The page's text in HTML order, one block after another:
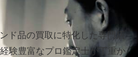
ド品の買取に特化した専門店
験豊富なプロ鑑定士が丁重か